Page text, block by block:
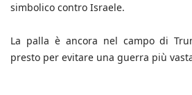
simbolico contro Israele.
La palla è ancora nel campo di
presto per evitare una guerra più